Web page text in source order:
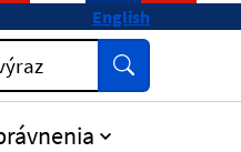
English
Vyhľadať